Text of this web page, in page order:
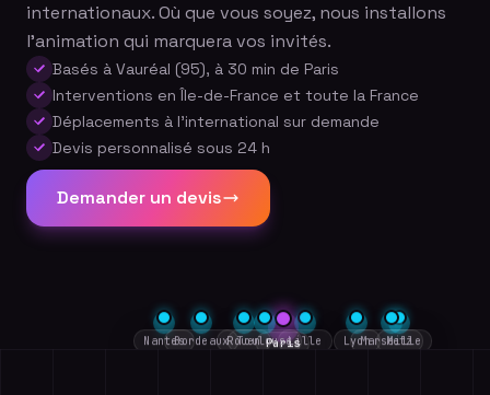
internationaux. Où que vous soyez, nous installons
l'animation qui marquera vos invités.
Basés à Vauréal (95), à 30 min de Paris
Interventions en Île-de-France et toute la France
Déplacements à l'international sur demande
Devis personnalisé sous 24 h
Demander un devis
Lille
Rouen Paris Metz
Nantes Lyon
Bordeaux Toulouse Marseille